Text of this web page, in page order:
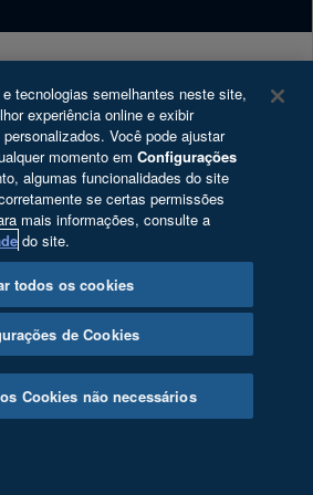
e igualdade salarial
Brasil Ltda.; CNPJ:
Av. Dr. Cardoso de Melo, n°
Olímpia, São Paulo/SP – CEP
Seu bem maior é a vida.
tecnologias semelhantes neste site,
experiência online e exibir
Você pode ajustar
momento emConfigurações
algumas funcionalidades do site
se certas permissões
mais informações, consulte a
do site.
de Cookies
Cookies não necessários
todos os cookies